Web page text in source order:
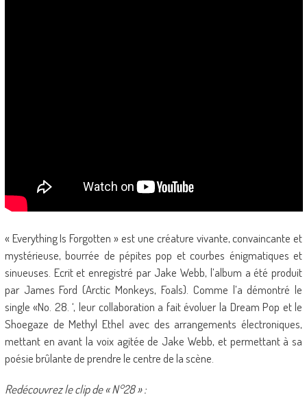
« Everything Is Forgotten » est une créature vivante, convaincante et
mystérieuse, bourrée de pépites pop et courbes énigmatiques et
sinueuses. Ecrit et enregistré par Jake Webb, l’album a été produit
par James Ford (Arctic Monkeys, Foals). Comme l’a démontré le
single «No. 28. ‘, leur collaboration a fait évoluer la Dream Pop et le
Shoegaze de Methyl Ethel avec des arrangements électroniques,
mettant en avant la voix agitée de Jake Webb, et permettant à sa
poésie brûlante de prendre le centre de la scène.
Redécouvrez le clip de « N°28 » :